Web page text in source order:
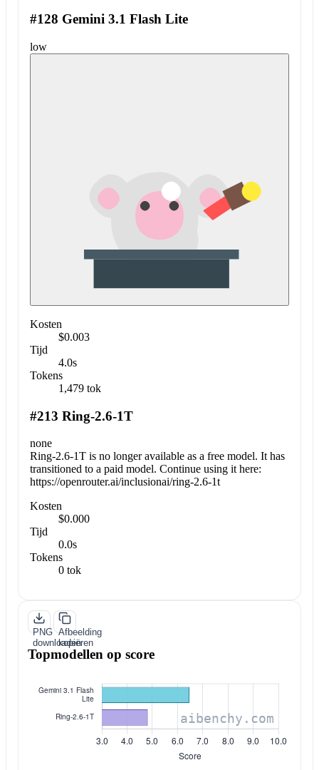
#128 Gemini 3.1 Flash Lite
low
Kosten
$0.003
Tijd
4.0s
Tokens
1,479 tok
#213 Ring-2.6-1T
none
Ring-2.6-1T is no longer available as a free model. It has
transitioned to a paid model. Continue using it here:
https://openrouter.ai/inclusionai/ring-2.6-1t
Kosten
$0.000
Tijd
0.0s
Tokens
0 tok
PNG
downloaden
Afbeelding
kopiëren
Topmodellen op score